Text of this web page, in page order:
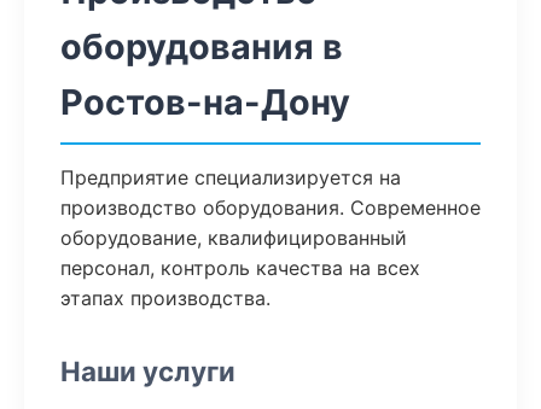
оборудования в
Ростов-на-Дону
Предприятие специализируется на
производство оборудования. Современное
оборудование, квалифицированный
персонал, контроль качества на всех
этапах производства.
Наши услуги